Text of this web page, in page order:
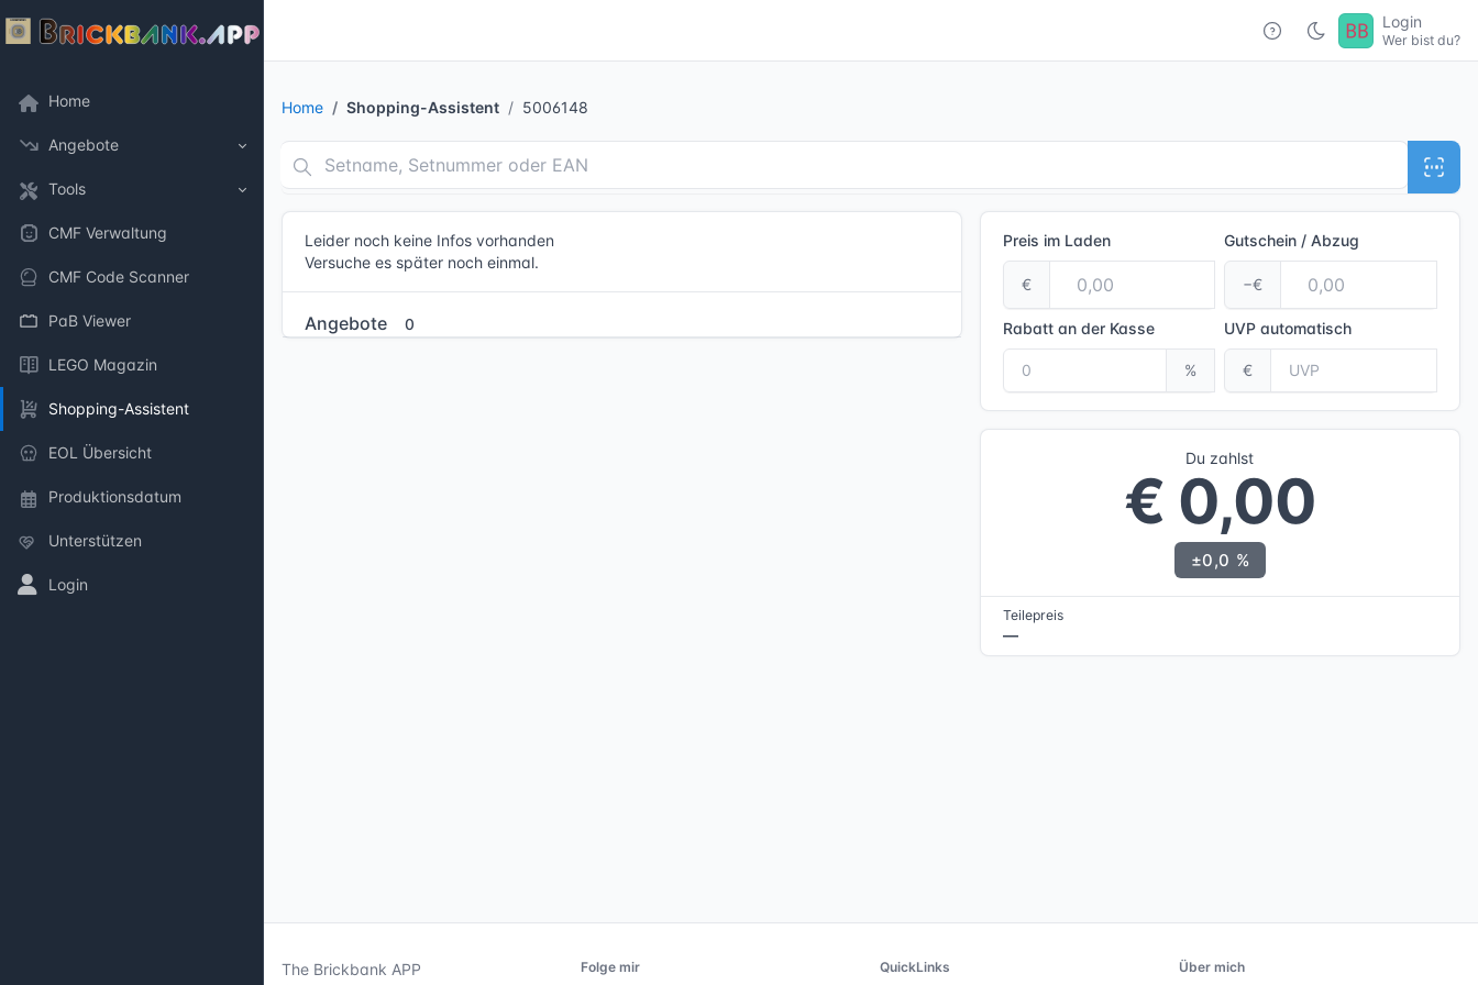
Home
Angebote
Tools
CMF Verwaltung
CMF Code Scanner
PaB Viewer
LEGO Magazin
Shopping-Assistent
EOL Übersicht
Produktionsdatum
Unterstützen
Login
Login
Wer bist du?
Home Shopping-Assistent 5006148
Leider noch keine Infos vorhanden
Versuche es später noch einmal.
Angebote 0
Preis im Laden
€
Gutschein / Abzug
−€
Rabatt an der Kasse
%
UVPautomatisch
€
Du zahlst
€ 0,00
±0,0 %
Teilepreis
—
The Brickbank APP Folge mir QuickLinks Über mich